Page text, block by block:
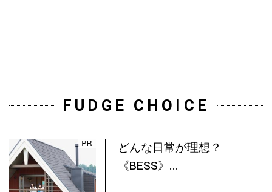
FUDGE CHOICE
どんな日常が理想？
《BESS》...